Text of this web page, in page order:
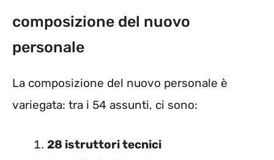
composizione del nuovo
personale
La composizione del nuovo personale è
variegata: tra i 54 assunti, ci sono:
28 istruttori tecnici